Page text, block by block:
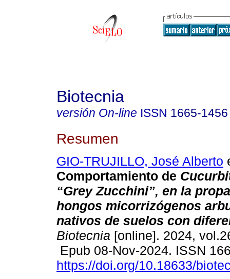
Biotecnia
versión On-line ISSN 1665-1456
Resumen
GIO-TRUJILLO, José Alberto
Comportamiento de
“Grey Zucchini”, en la
hongos micorrizógenos
nativos de suelos con
Biotecnia [online]. 2024,
Epub 08-Nov-2024. ISSN
https://doi.org/10.18633/